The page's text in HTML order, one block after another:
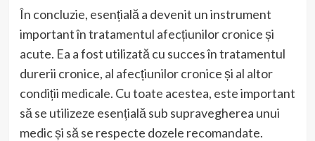
În concluzie, esențială a devenit un instrument
important în tratamentul afecțiunilor cronice și
acute. Ea a fost utilizată cu succes în tratamentul
durerii cronice, al afecțiunilor cronice și al altor
condiții medicale. Cu toate acestea, este important
să se utilizeze esențială sub supravegherea unui
medic și să se respecte dozele recomandate.